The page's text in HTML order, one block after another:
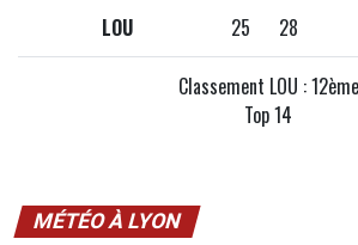
LOU 25 28
Classement LOU : 12ème
Top 14
MÉTÉO À LYON